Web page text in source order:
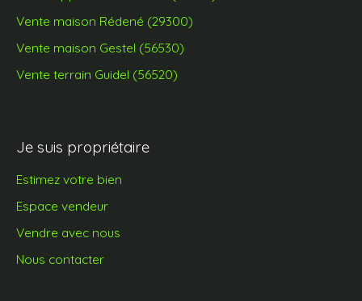
Vente maison Rédené (29300)
Vente maison Gestel (56530)
Vente terrain Guidel (56520)
Je suis propriétaire
Estimez votre bien
Espace vendeur
Vendre avec nous
Nous contacter